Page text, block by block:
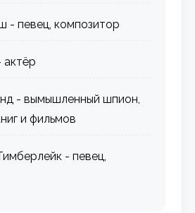
- певец, композитор
- вымышленный шпион,
и фильмов
- певец,